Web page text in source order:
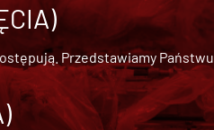
Przedstawiamy